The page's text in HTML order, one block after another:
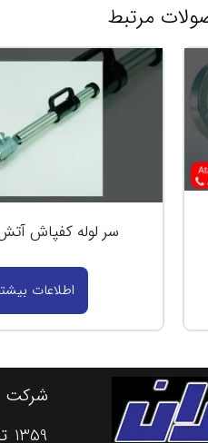
مرتبط
سر لوله کفپاش
اطلاعات
شرکت